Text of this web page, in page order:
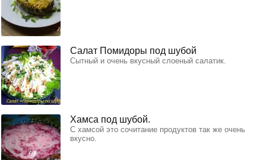
Салат Помидоры под шубой
Сытный и очень вкусный слоеный салатик.
Хамса под шубой.
С хамсой это сочитание продуктов так же очень
вкусно.